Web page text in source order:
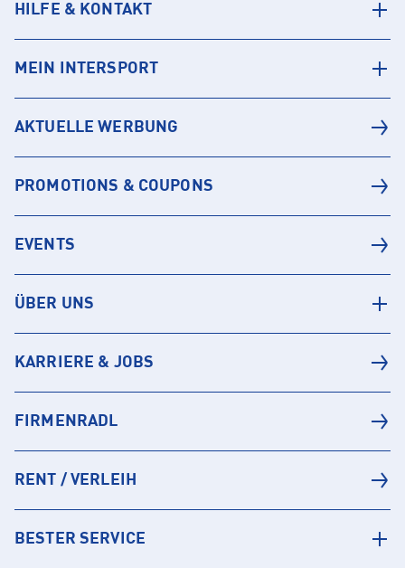
HILFE & KONTAKT
MEIN INTERSPORT
AKTUELLE WERBUNG
PROMOTIONS & COUPONS
EVENTS
ÜBER UNS
KARRIERE & JOBS
FIRMENRADL
RENT / VERLEIH
BESTER SERVICE